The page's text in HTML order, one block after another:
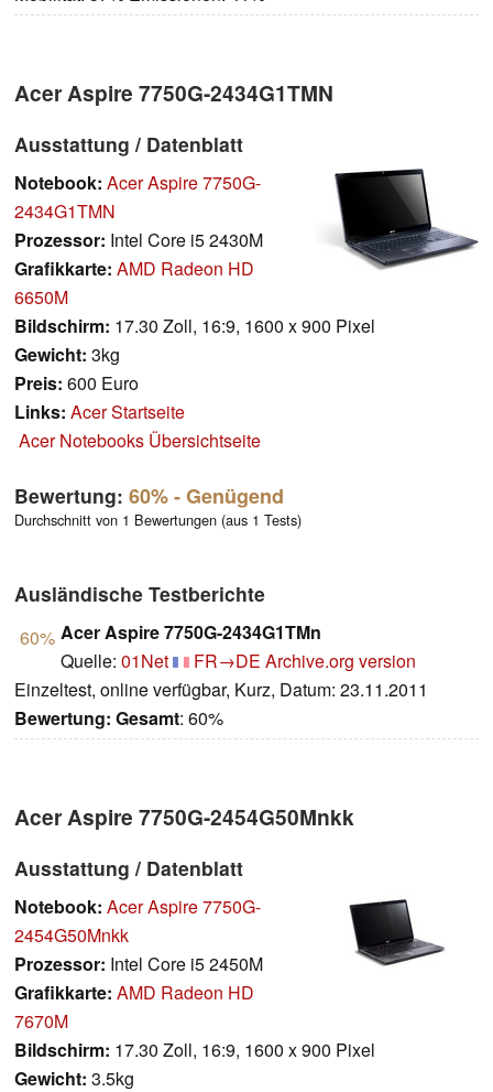
Acer Aspire 7750G-2434G1TMN
Ausstattung / Datenblatt
Notebook: Acer Aspire 7750G-
2434G1TMN
Prozessor: Intel Core i5 2430M
Grafikkarte: AMD Radeon HD
6650M
Bildschirm: 17.30 Zoll, 16:9, 1600 x 900 Pixel
Gewicht: 3kg
Preis: 600 Euro
Links: Acer Startseite
Acer Notebooks Übersichtseite
Bewertung: 60%- Genügend
Durchschnitt von 1 Bewertungen (aus 1 Tests)
Ausländische Testberichte
60% Acer Aspire 7750G-2434G1TMn
Quelle: 01Net FR→DE Archive.org version
Einzeltest, online verfügbar, Kurz, Datum: 23.11.2011
Bewertung: Gesamt: 60%
Acer Aspire 7750G-2454G50Mnkk
Ausstattung / Datenblatt
Notebook: Acer Aspire 7750G-
2454G50Mnkk
Prozessor: Intel Core i5 2450M
Grafikkarte: AMD Radeon HD
7670M
Bildschirm: 17.30 Zoll, 16:9, 1600 x 900 Pixel
Gewicht: 3.5kg